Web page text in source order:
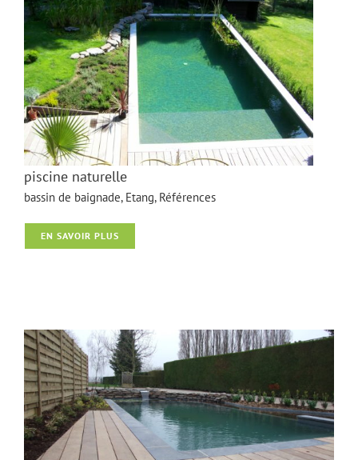
piscine naturelle
bassin de baignade, Etang, Références
EN SAVOIR PLUS